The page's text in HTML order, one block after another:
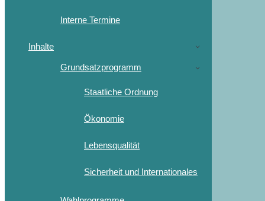
Interne Termine
Inhalte
Grundsatzprogramm
Staatliche Ordnung
Ökonomie
Lebensqualität
Sicherheit und Internationales